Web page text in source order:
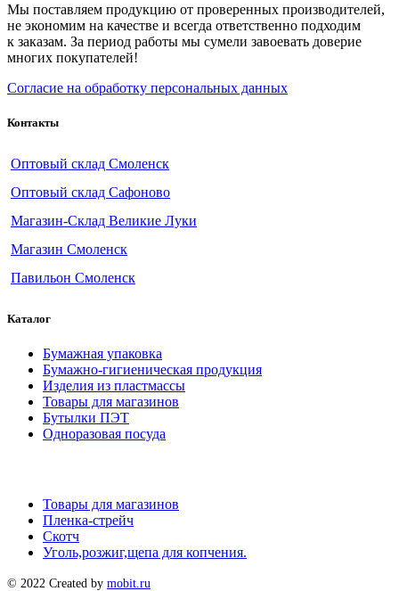
Мы поставляем продукцию от проверенных производителей,
не экономим на качестве и всегда ответственно подходим
к заказам. За период работы мы сумели завоевать доверие
многих покупателей!
Согласие на обработку персональных данных
Контакты
Оптовый склад Смоленск
Оптовый склад Сафоново
Магазин-Склад Великие Луки
Магазин Смоленск
Павильон Смоленск
Каталог
Бумажная упаковка
Бумажно-гигиеническая продукция
Изделия из пластмассы
Товары для магазинов
Бутылки ПЭТ
Одноразовая посуда
Товары для магазинов
Пленка-стрейч
Скотч
Уголь,розжиг,щепа для копчения.
© 2022 Created by mobit.ru